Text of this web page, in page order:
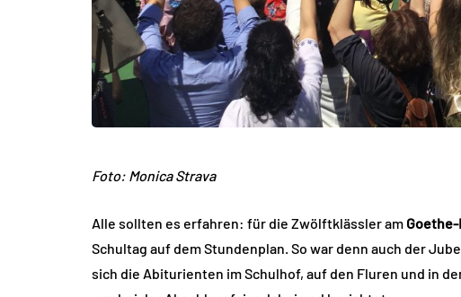
Foto: Monica Strava
Alle sollten es erfahren: für die Zwölftklässler am
Schultag auf dem Stundenplan. So war denn auch der
sich die Abiturienten im Schulhof, auf den Fluren und in